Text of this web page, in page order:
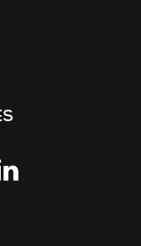
Síguenos